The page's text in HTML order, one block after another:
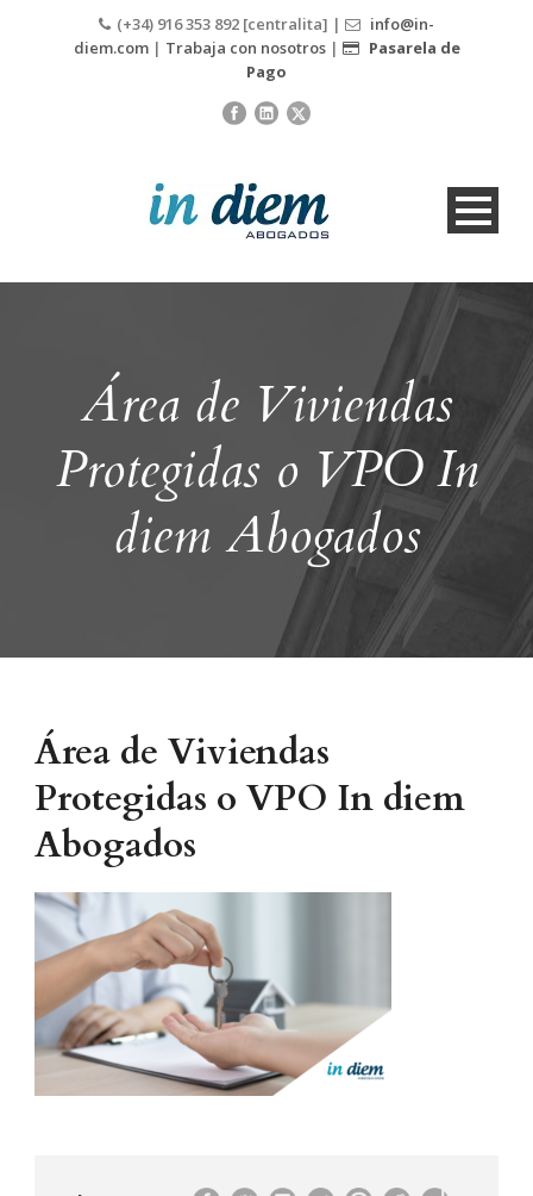
(+34) 916 353 892 [centralita] |
info@in-
diem.com| Trabaja con nosotros|
Pasarela de
Pago
Área de Viviendas
Protegidas o VPO In
diem Abogados
Área de Viviendas
Protegidas o VPO In diem
Abogados